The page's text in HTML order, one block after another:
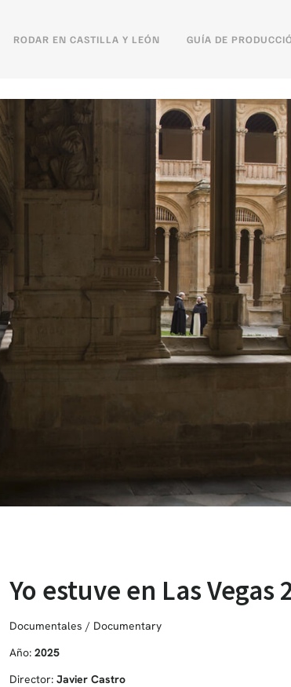
RODAR EN CASTILLA Y LEÓN GUÍA DE
Yo estuve en Las Vegas
Documentales / Documentary
Año: 2025
Director: Javier Castro